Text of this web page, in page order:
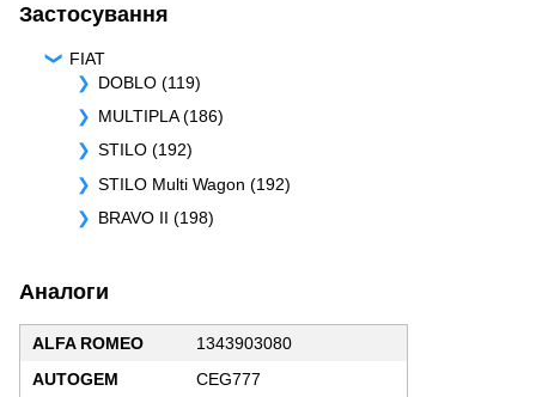
Застосування
FIAT
DOBLO (119)
MULTIPLA (186)
STILO (192)
STILO Multi Wagon (192)
BRAVO II (198)
Аналоги
ALFA ROMEO
1343903080
AUTOGEM
CEG777